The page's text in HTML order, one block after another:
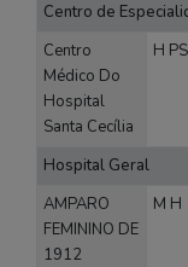
Centro de
Centro
Médico Do
Hospital
Santa Cecília
H PS
Hospital Geral
AMPARO
FEMININO DE
1912
M H